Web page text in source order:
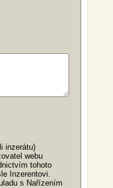
inzerátu)
webu
tohoto
Inzerentovi.
s Nařízením